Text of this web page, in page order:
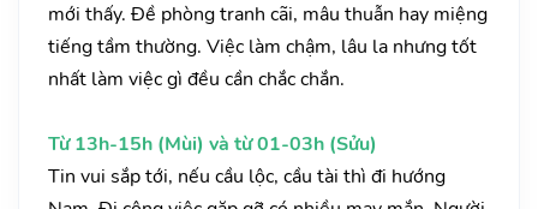
mới thấy. Đề phòng tranh cãi, mâu thuẫn hay miệng
tiếng tầm thường. Việc làm chậm, lâu la nhưng tốt
nhất làm việc gì đều cần chắc chắn.
Từ 13h-15h (Mùi) và từ 01-03h (Sửu)
Tin vui sắp tới, nếu cầu lộc, cầu tài thì đi hướng